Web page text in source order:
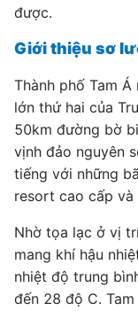
được.
Giới thiệu sơ
Thành phố Tam
lớn thứ hai của
50km đường bờ
vịnh đảo nguyên
tiếng với những
resort cao cấp và
Nhờ tọa lạc ở vị
mang khí hậu
nhiệt độ trung
đến 28 độ C.